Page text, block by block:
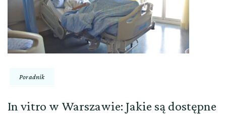
Poradnik
In vitro w Warszawie: Jakie są dostępne